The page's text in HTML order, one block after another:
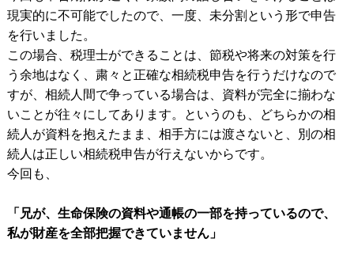
現実的に不可能でしたので、一度、未分割という形で申告
を行いました。
この場合、税理士ができることは、節税や将来の対策を行
う余地はなく、粛々と正確な相続税申告を行うだけなので
すが、相続人間で争っている場合は、資料が完全に揃わな
いことが往々にしてあります。というのも、どちらかの相
続人が資料を抱えたまま、相手方には渡さないと、別の相
続人は正しい相続税申告が行えないからです。
今回も、
「兄が、生命保険の資料や通帳の一部を持っているので、
私が財産を全部把握できていません」